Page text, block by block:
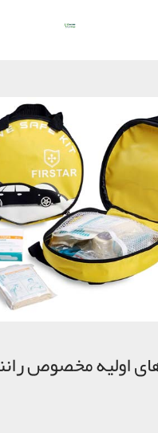
اولیه مخصوص